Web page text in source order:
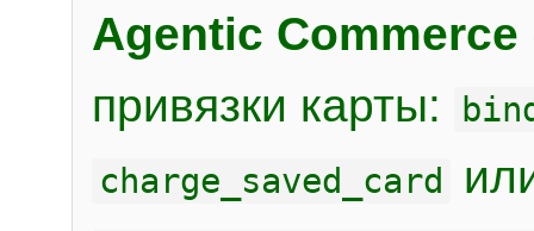
Agentic Commerce
привязки карты:
charge_saved_card